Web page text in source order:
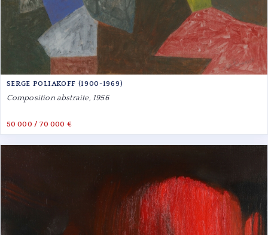
SERGE POLIAKOFF (1900-1969)
Composition abstraite, 1956
50 000 / 70 000 €